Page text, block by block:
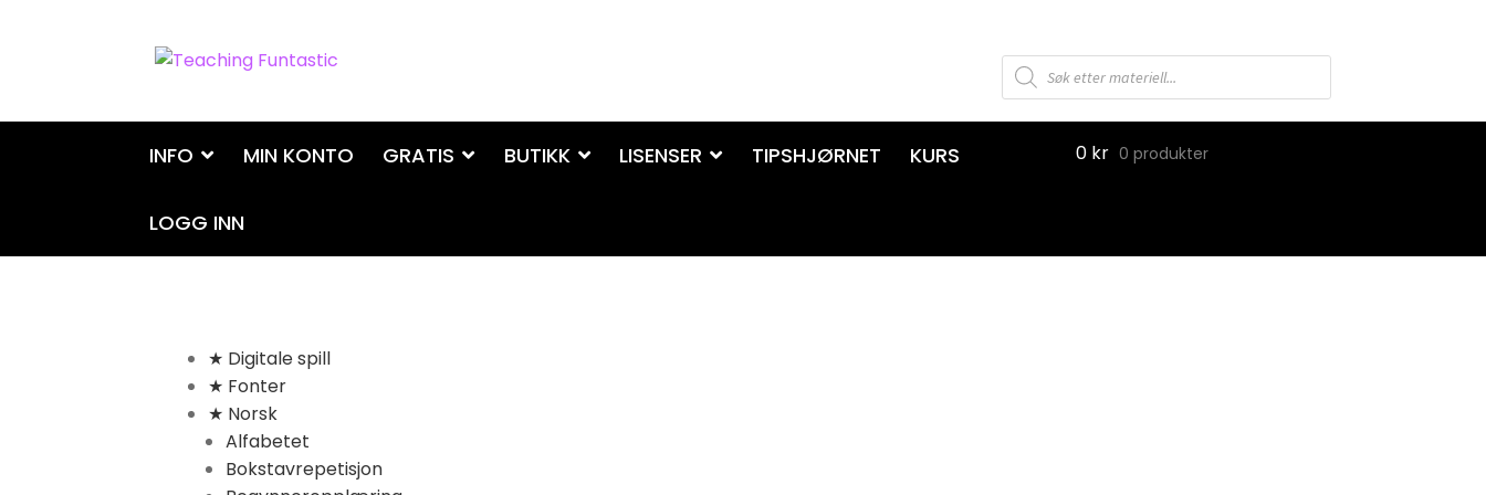
Hopp
Hopp
Products
search
INFO MIN KONTO GRATIS BUTIKK LISENSER TIPSHJØRNET KURS
LOGG INN
0 kr 0 produkter
★ Digitale spill
★ Fonter
★ Norsk
Alfabetet
Bokstavrepetisjon